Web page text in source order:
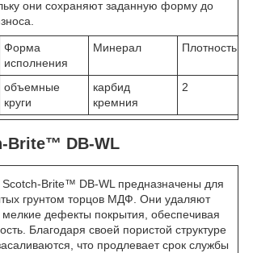
они сохраняют заданную форму до
Форма
исполнения
Минерал Плотность
объемные
круги
карбид
кремния
2
Brite™ DB-WL
Brite™ DB-WL предназначены для
грунтом торцов МДФ. Они удаляют
дефекты покрытия, обеспечивая
Благодаря своей пористой структуре
что продлевает срок службы